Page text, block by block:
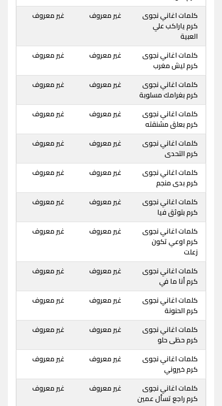
كلمات اغاني نجوى
كرم ياراكب علي
العبية
غير معروف غير معروف
كلمات اغاني نجوى
كرم ليش مغرب
غير معروف غير معروف
كلمات اغاني نجوى
كرم بغرامك مسلوبة
غير معروف غير معروف
كلمات اغاني نجوى
كرم بعلق مشنقته
غير معروف غير معروف
كلمات اغاني نجوى
كرم التحدى
غير معروف غير معروف
كلمات اغاني نجوى
كرم بدى منجم
غير معروف غير معروف
كلمات اغاني نجوى
كرم بتوثق فيا
غير معروف غير معروف
كلمات اغاني نجوى
كرم اوعي تكون
زعلت
غير معروف غير معروف
كلمات اغاني نجوى
كرم أنا ما في
غير معروف غير معروف
كلمات اغاني نجوى
كرم الحنونة
غير معروف غير معروف
كلمات اغاني نجوى
كرم حظى حلو
غير معروف غير معروف
كلمات اغاني نجوى
كرم خيروني
غير معروف غير معروف
كلمات اغاني نجوى
كرم راجع تسأل عمين
غير معروف غير معروف